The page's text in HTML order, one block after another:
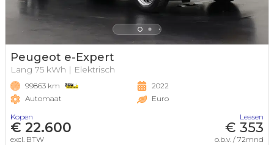
Peugeot e-Expert
Lang 75 kWh | Elektrisch
99863 km
Automaat
2022
Euro
Kopen
€ 22.600
excl. BTW
Leasen
€ 353
o.b.v. / 72mnd